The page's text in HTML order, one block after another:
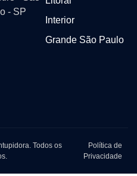
- SP
Interior
Grande São Paulo
Todos os
Política de
Privacidade